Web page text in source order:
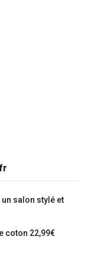
salon stylé et
coton 22,99€